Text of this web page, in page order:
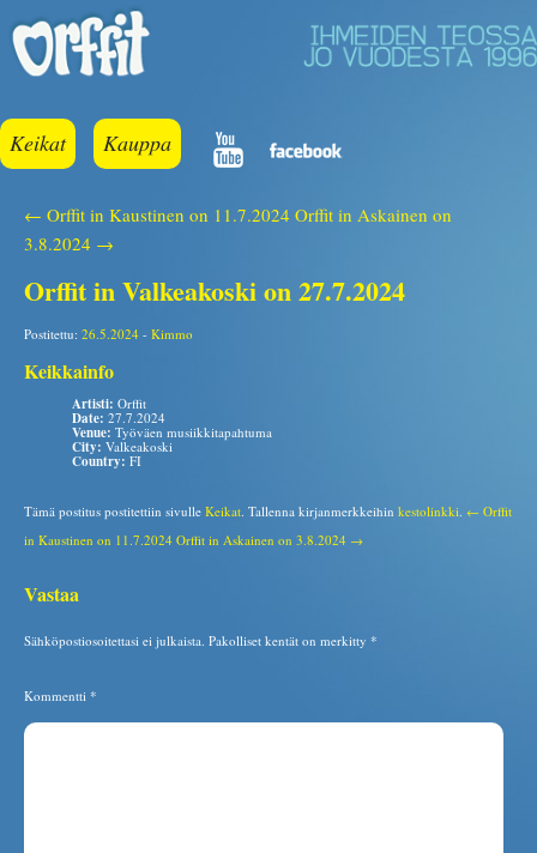
Keikat Kauppa
← Orffit in Kaustinen on 11.7.2024 Orffit in Askainen on
3.8.2024 →
Orffit in Valkeakoski on 27.7.2024
Postitettu: 26.5.2024 - Kimmo
Keikkainfo
Artisti: Orffit
Date: 27.7.2024
Venue: Työväen musiikkitapahtuma
City: Valkeakoski
Country: FI
Tämä postitus postitettiin sivulle Keikat . Tallenna kirjanmerkkeihin kestolinkki ← Orffit
in Kaustinen on 11.7.2024 Orffit in Askainen on 3.8.2024 →
Vastaa
Sähköpostiosoitettasi ei julkaista. Pakolliset kentät on merkitty *
Kommentti *